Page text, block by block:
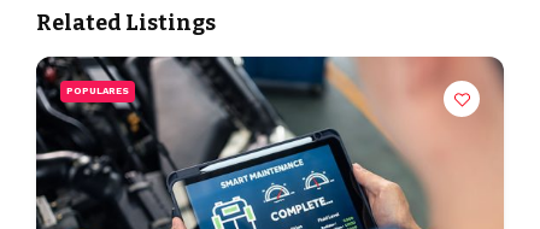
Related Listings
POPULARES